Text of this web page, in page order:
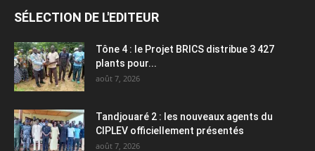
SÉLECTION DE L'EDITEUR
Tône 4 : le Projet BRICS distribue 3 427
plants pour...
août 7, 2026
Tandjouaré 2 : les nouveaux agents du
CIPLEV officiellement présentés
août 7, 2026